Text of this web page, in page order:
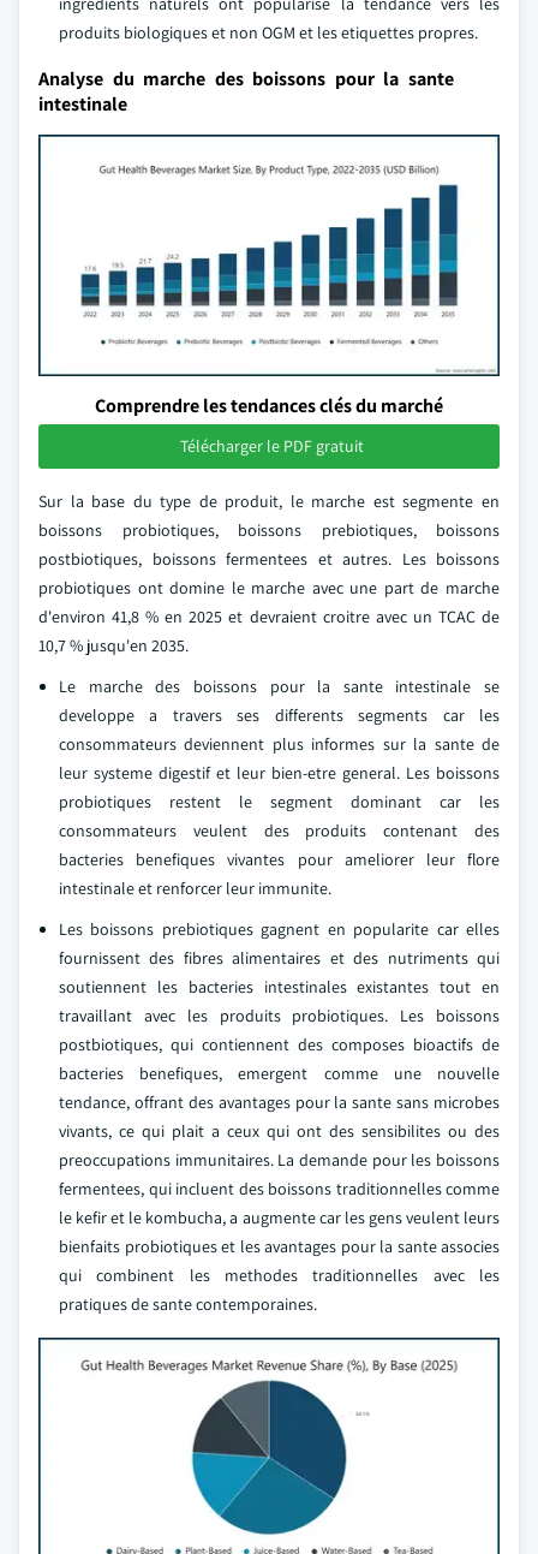
produits biologiques et non OGM et les etiquettes propres.
Analyse du marche des boissons pour la sante
intestinale
Comprendre les tendances clés du marché
Télécharger le PDF gratuit
Sur la base du type de produit, le marche est segmente en
boissons probiotiques, boissons prebiotiques, boissons
postbiotiques, boissons fermentees et autres. Les boissons
probiotiques ont domine le marche avec une part de marche
d'environ 41,8 % en 2025 et devraient croitre avec un TCAC de
10,7 % jusqu'en 2035.
Le marche des boissons pour la sante intestinale se
developpe a travers ses differents segments car les
consommateurs deviennent plus informes sur la sante de
leur systeme digestif et leur bien-etre general. Les boissons
probiotiques restent le segment dominant car les
consommateurs veulent des produits contenant des
bacteries benefiques vivantes pour ameliorer leur flore
intestinale et renforcer leur immunite.
Les boissons prebiotiques gagnent en popularite car elles
fournissent des fibres alimentaires et des nutriments qui
soutiennent les bacteries intestinales existantes tout en
travaillant avec les produits probiotiques. Les boissons
postbiotiques, qui contiennent des composes bioactifs de
bacteries benefiques, emergent comme une nouvelle
tendance, offrant des avantages pour la sante sans microbes
vivants, ce qui plait a ceux qui ont des sensibilites ou des
preoccupations immunitaires. La demande pour les boissons
fermentees, qui incluent des boissons traditionnelles comme
le kefir et le kombucha, a augmente car les gens veulent leurs
bienfaits probiotiques et les avantages pour la sante associes
qui combinent les methodes traditionnelles avec les
pratiques de sante contemporaines.